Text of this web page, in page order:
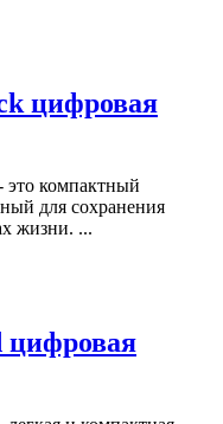
цифровая
это компактный
для сохранения
жизни. ...
цифровая